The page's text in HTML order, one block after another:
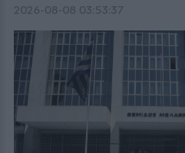
2026-08-08 03:53:37